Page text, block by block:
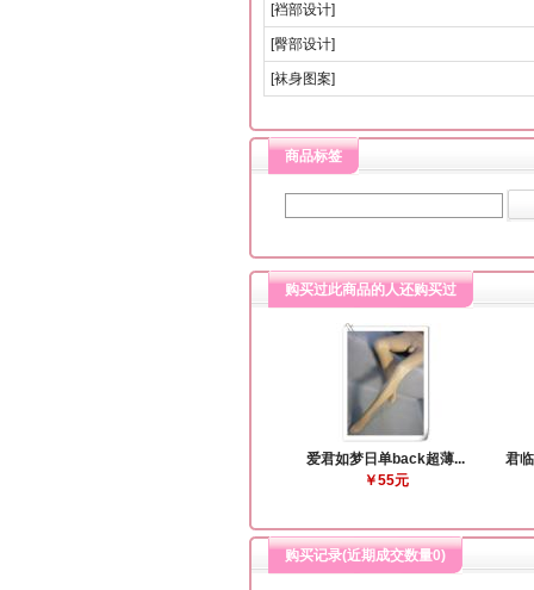
[裆部设计]
[臀部设计]
[袜身图案]
商品标签
购买过此商品的人还购买过
爱君如梦日单back超薄...
￥55元
君
购买记录(近期成交数量0)